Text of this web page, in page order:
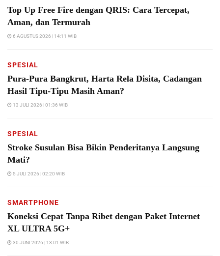
Top Up Free Fire dengan QRIS: Cara Tercepat,
Aman, dan Termurah
6 AGUSTUS 2026 | 14:11 WIB
SPESIAL
Pura-Pura Bangkrut, Harta Rela Disita, Cadangan
Hasil Tipu-Tipu Masih Aman?
13 JULI 2026 | 01:36 WIB
SPESIAL
Stroke Susulan Bisa Bikin Penderitanya Langsung
Mati?
5 JULI 2026 | 02:20 WIB
SMARTPHONE
Koneksi Cepat Tanpa Ribet dengan Paket Internet
XL ULTRA 5G+
30 JUNI 2026 | 13:01 WIB